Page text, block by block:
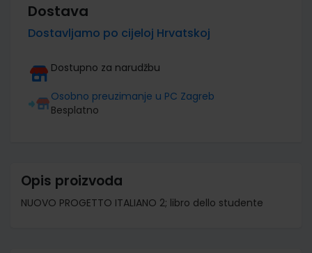
Dostava
Dostavljamo po cijeloj Hrvatskoj
Dostupno za narudžbu
Osobno preuzimanje u PC Zagreb
Besplatno
Opis proizvoda
NUOVO PROGETTO ITALIANO 2; libro dello studente